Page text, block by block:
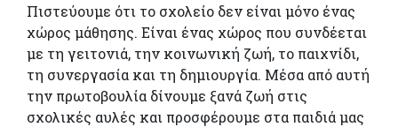
Πιστεύουμε ότι το σχολείο δεν είναι μόνο ένας
χώρος μάθησης. Είναι ένας χώρος που συνδέεται
με τη γειτονιά, την κοινωνική ζωή, το παιχνίδι,
τη συνεργασία και τη δημιουργία. Μέσα από αυτή
την πρωτοβουλία δίνουμε ξανά ζωή στις
σχολικές αυλές και προσφέρουμε στα παιδιά μας